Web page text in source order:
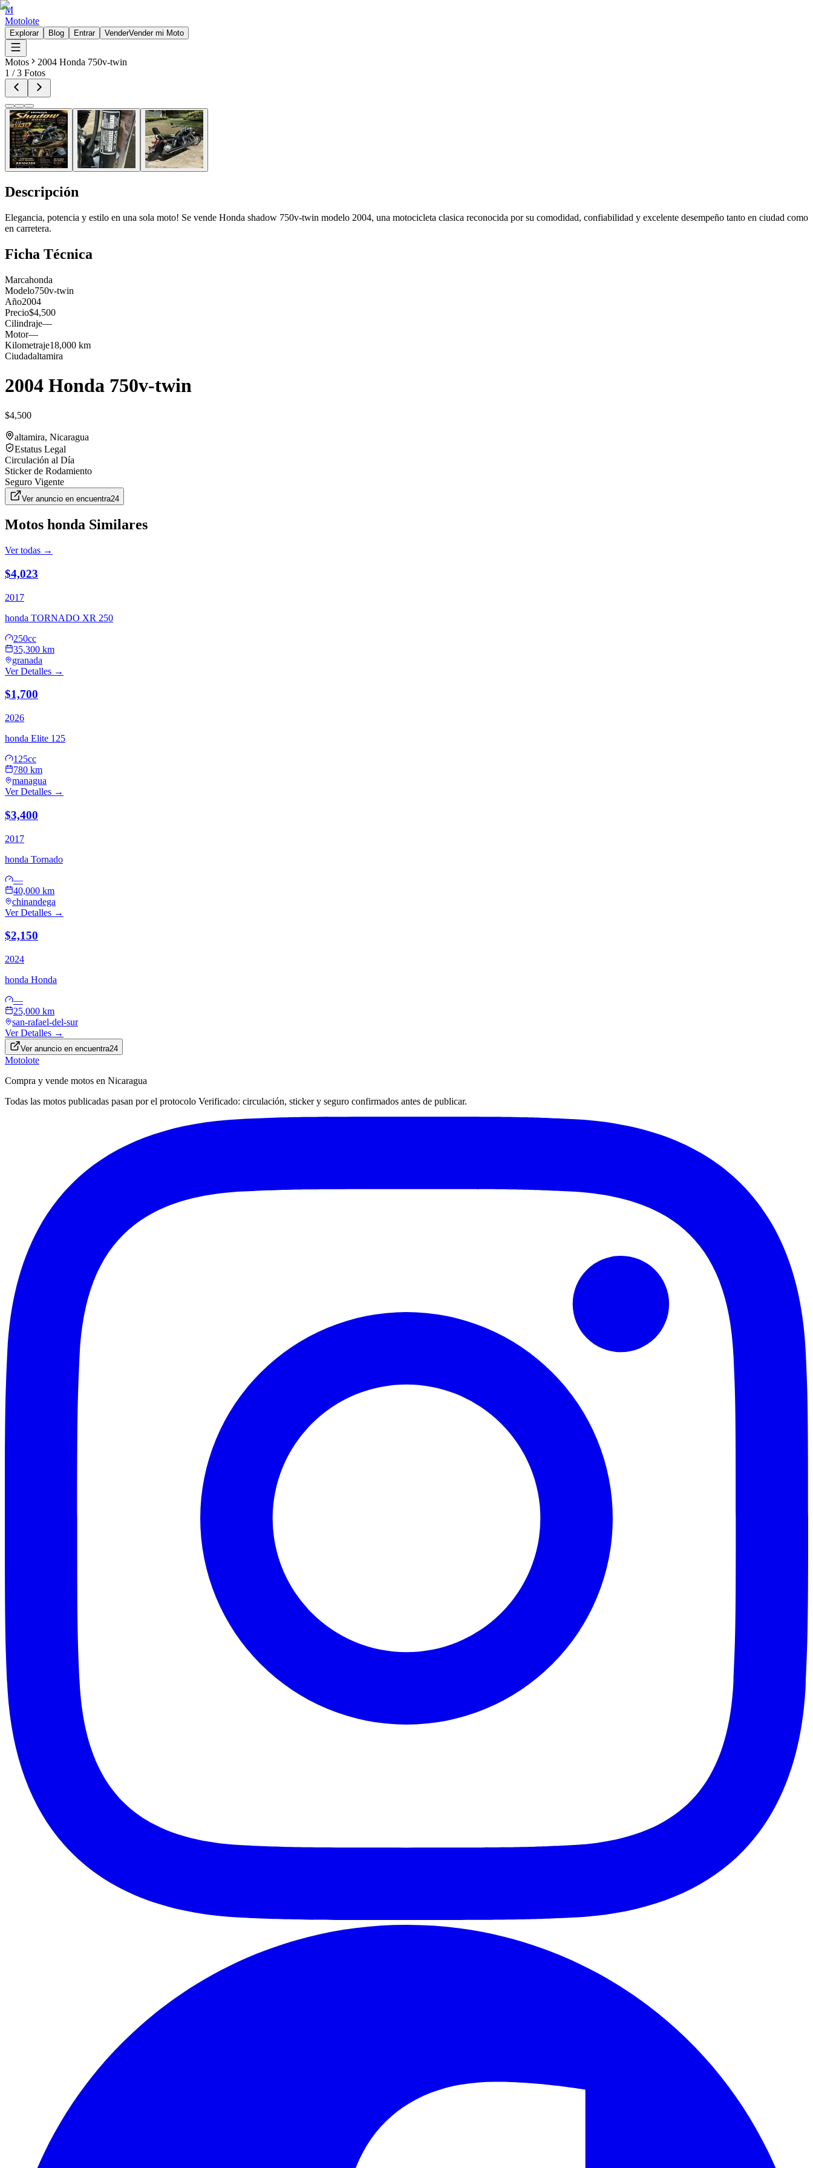
M
Motolote
Explorar Blog Entrar VenderVender mi Moto
Motos
2004 Honda 750v-twin
1 /3 Fotos
Descripción
Elegancia, potencia y estilo en una sola moto! Se vende Honda shadow 750v-twin modelo 2004, una motocicleta clasica reconocida por su comodidad, confiabilidad y excelente desempeño tanto en ciudad como
en carretera.
Ficha Técnica
Marcahonda
Modelo750v-twin
Año2004
Precio$4,500
Cilindraje—
Motor—
Kilometraje18,000 km
Ciudadaltamira
2004 Honda 750v-twin
$4,500
altamira, Nicaragua
Estatus Legal
Circulación al Día
Sticker de Rodamiento
Seguro Vigente
Ver anuncio en encuentra24
Motos honda Similares
Ver todas →
$4,023
2017
honda TORNADO XR 250
250cc
35,300 km
granada
Ver Detalles →
$1,700
2026
honda Elite 125
125cc
780 km
managua
Ver Detalles →
$3,400
2017
honda Tornado
—
40,000 km
chinandega
Ver Detalles →
$2,150
2024
honda Honda
—
25,000 km
san-rafael-del-sur
Ver Detalles →
Ver anuncio en encuentra24
Motolote
Compra y vende motos en Nicaragua
Todas las motos publicadas pasan por el protocolo Verificado: circulación, sticker y seguro confirmados antes de publicar.